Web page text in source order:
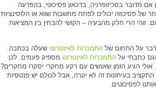
אם מדובר בסכיזופרניה, בדכאון פסיכוטי, בהפרעה
של פסיכוזה יכולים לפתח מחשבות שווא או הלוסינציות
זוהי הרי חלק מהבעיה – הקושי להבחין בין המציאות
על התחום של התמכרות לאינטרנט שעלה בכתבה.
כתבתי על התמכרות לאינטרנט מספיק פעמים. לכן
הגיע הזמן שאנשים עם רקע מחקרי יסקרו מחקרים?
התקציב בעיתונות זה לא יקרה, אבל לכולם יש פנטסיות
לפסיכוטים.